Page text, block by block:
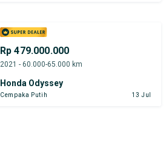
Rp 479.000.000
2021 - 60.000-65.000 km
Honda Odyssey
Cempaka Putih 13 Jul